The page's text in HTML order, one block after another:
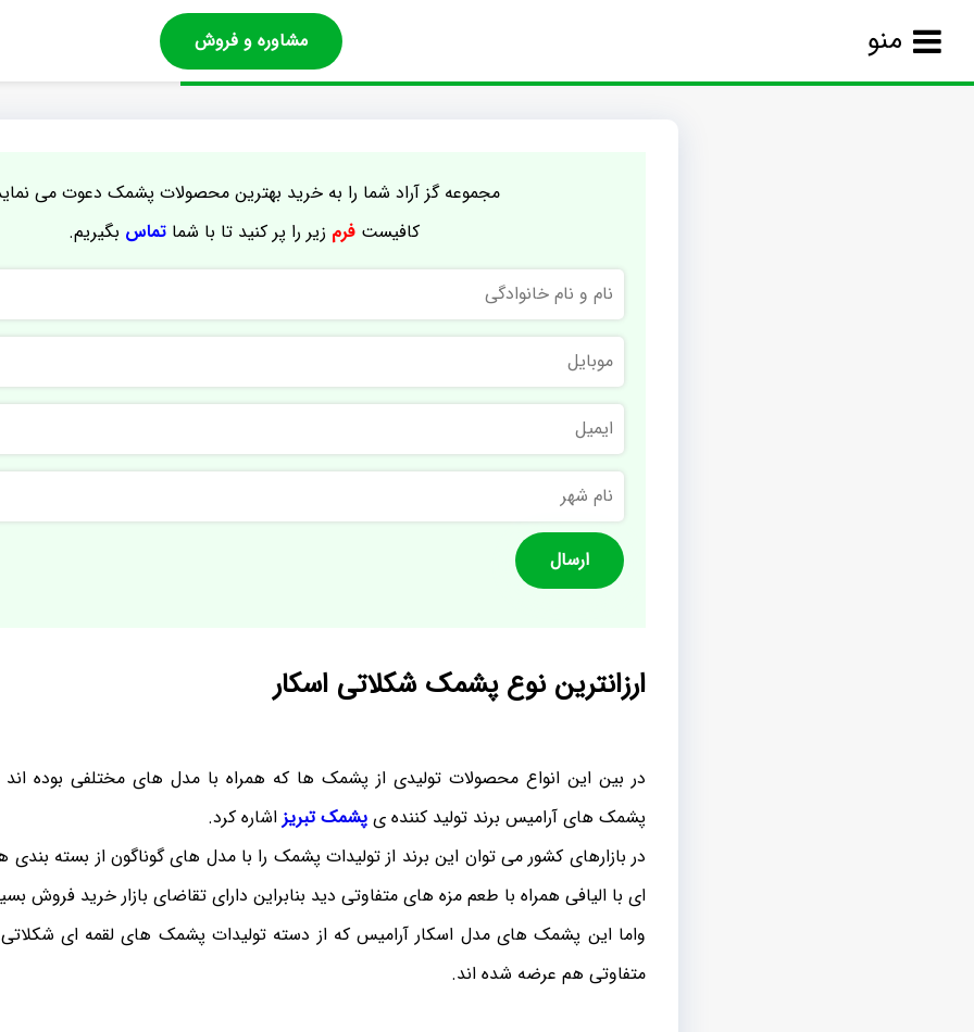
منو مشاوره و فروش
مجموعه گز آراد شما را به خرید بهترین محصولات پشمک دعوت می
کافیستفرم زیر را پر کنید تا با شماتماس بگیریم.
و
نام
خانوادگی
موبایل
ایمیل
نام
شهر
ارزانترین نوع پشمک شکلاتی اسکار
در بین این انواع محصولات تولیدی از پشمک ها که همراه با مدل های مختلفی بوده
پشمک های آرامیس برند تولید کننده ی پشمک تبریز اشاره کرد.
در بازارهای کشور می توان این برند از تولیدات پشمک را با مدل های گوناگون از بسته بندی
ای با الیافی همراه با طعم مزه های متفاوتی دید بنابراین دارای تقاضای بازار خرید فروش
واما این پشمک های مدل اسکار آرامیس که از دسته تولیدات پشمک های لقمه ای
متفاوتی هم عرضه شده اند.